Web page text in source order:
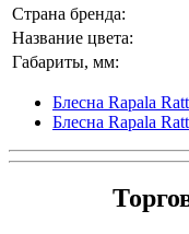
Страна бренда:
Название цвета:
Габариты, мм:
Блесна Rapala
Блесна Rapala